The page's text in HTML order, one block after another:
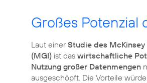
Großes Potenzial
Laut einerStudie des
(MGI) ist das wirtschaftliche
Nutzung großer Datenmengen
ausgeschöpft. Die Vorteile